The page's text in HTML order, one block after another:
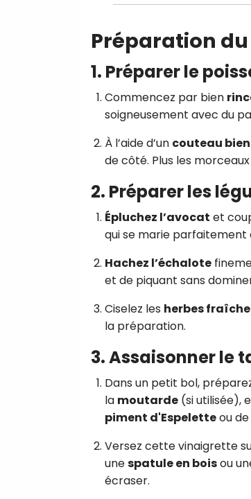
Préparation
1. Préparer le
Commencez par bien
soigneusement avec du
À l’aide d’un couteau
de côté. Plus les
2. Préparer les
Épluchez l’avocat et
qui se marie parfaitement
Hachez l’échalote
et de piquant sans
Ciselez les herbes
la préparation.
3. Assaisonner le
Dans un petit bol,
la moutarde (si utilisée),
piment d'Espeletteou de
Versez cette vinaigrette
unespatule en boisou
écraser.